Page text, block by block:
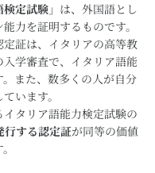
定試験」 は、外国語とし
力を証明するものです。
証は、イタリアの高等教
学審査で、イタリア語能
また、数多くの人が自分
います。
タリア語能力検定試験の
行する認定証が同等の価値